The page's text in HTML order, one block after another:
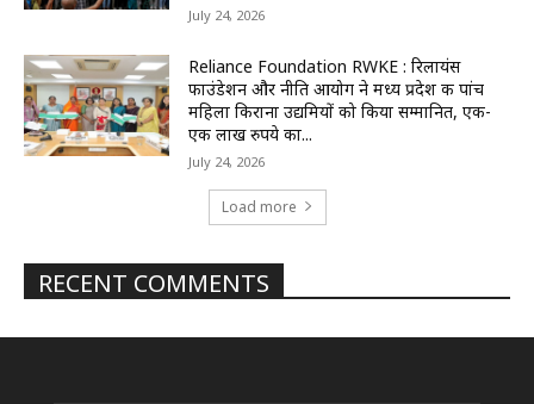
July 24, 2026
Reliance Foundation RWKE : रिलायंस
फाउंडेशन और नीति आयोग ने मध्य प्रदेश की पांच
महिला किराना उद्यमियों को किया सम्मानित, एक-
एक लाख रुपये का...
July 24, 2026
Load more
RECENT COMMENTS